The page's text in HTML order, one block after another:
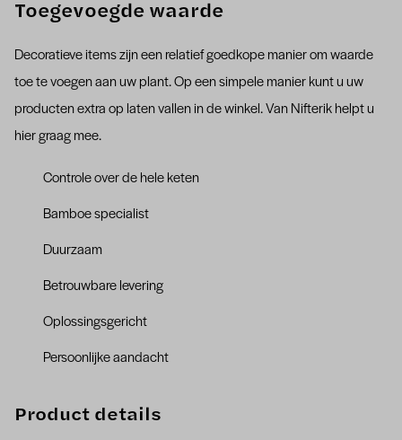
Toegevoegde waarde
Decoratieve items zijn een relatief goedkope manier om waarde
toe te voegen aan uw plant. Op een simpele manier kunt u uw
producten extra op laten vallen in de winkel. Van Nifterik helpt u
hier graag mee.
Controle over de hele keten
Bamboe specialist
Duurzaam
Betrouwbare levering
Oplossingsgericht
Persoonlijke aandacht
Product details